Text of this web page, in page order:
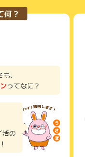
ントタウンのサポート
いて、広告主に直接
象外となる場合がご
つ以上の申し込み方
ームからお申し込みく
必ず保管してくださ
される際に、該当の
す。
たしかねますので、
するアプリのこと
き・送料抜き価格とな
て支払われた金額分
ト獲得の対象には含
くは会員様の都合で
合、ポイントが無効
得条件、キャンペー
いますが、ご利用さ
はなく、代理店が行
何？
、
ってなに？
活の